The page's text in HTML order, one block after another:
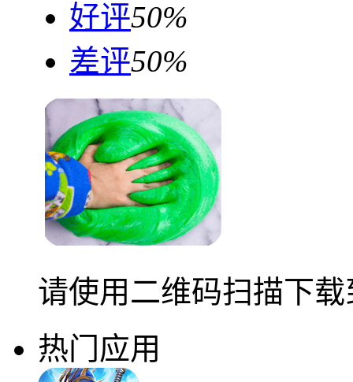
好评50%
差评50%
请使用二维码扫描下
热门应用